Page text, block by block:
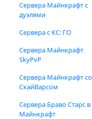
Сервера Майнкрафт с
дуэлями
Сервера с КС: ГО
Сервера Майнкрафт
SkyPvP
Сервера Майнкрафт со
СкайВарсом
Сервера Браво Старс в
Майнкрафт